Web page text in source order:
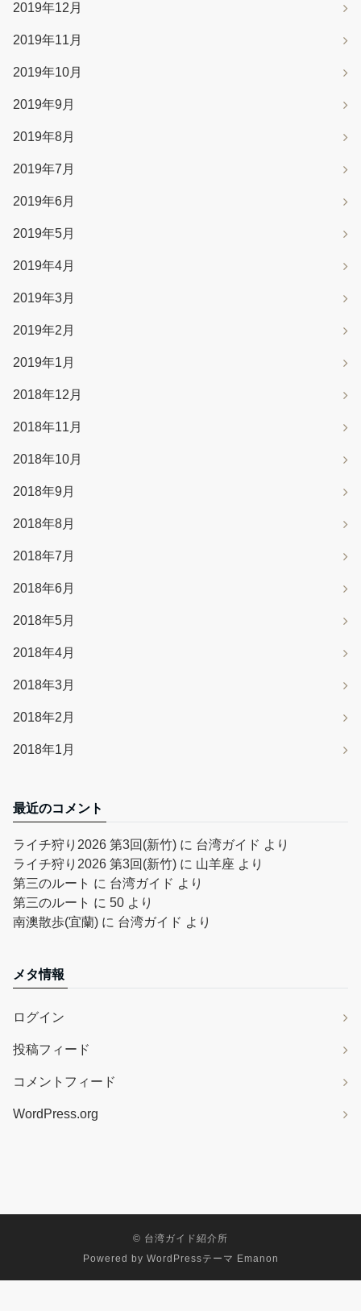
2019年12月
2019年11月
2019年10月
2019年9月
2019年8月
2019年7月
2019年6月
2019年5月
2019年4月
2019年3月
2019年2月
2019年1月
2018年12月
2018年11月
2018年10月
2018年9月
2018年8月
2018年7月
2018年6月
2018年5月
2018年4月
2018年3月
2018年2月
2018年1月
最近のコメント
ライチ狩り2026 第3回(新竹) に 台湾ガイド より
ライチ狩り2026 第3回(新竹) に 山羊座 より
第三のルート に 台湾ガイド より
第三のルート に 50 より
南澳散歩(宜蘭) に 台湾ガイド より
メタ情報
ログイン
投稿フィード
コメントフィード
WordPress.org
© 台湾ガイド紹介所
Powered by WordPressテーマ Emanon